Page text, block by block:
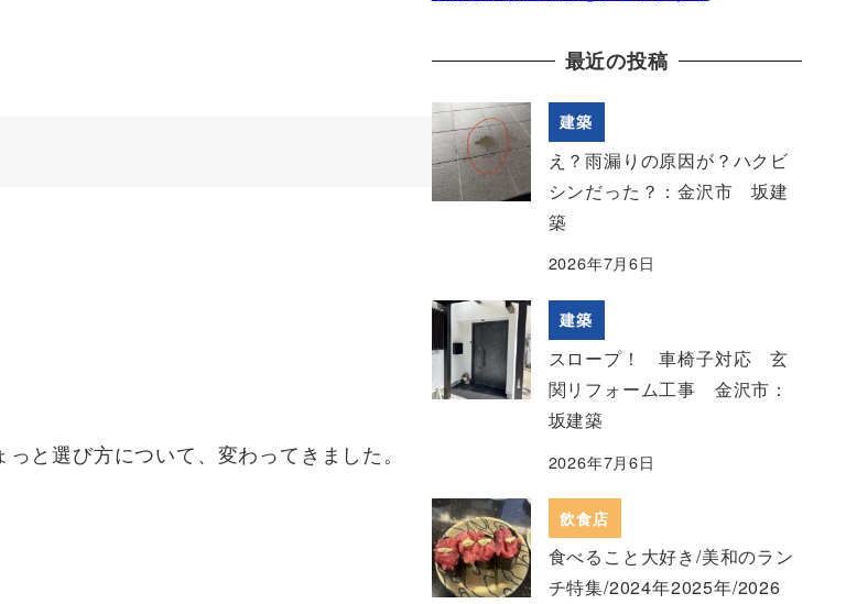
と選び方について、変わってきました。
最近の投稿
建築
え？雨漏りの原因が？ハクビ
シンだった？：金沢市 坂建
築
2026年7月6日
建築
スロープ！ 車椅子対応 玄
関リフォーム工事 金沢市：
坂建築
2026年7月6日
飲食店
食べること大好き/美和のラン
チ特集/2024年2025年/2026